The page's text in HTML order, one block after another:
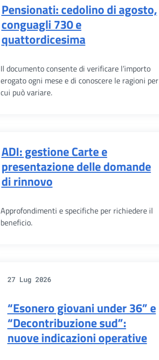
Pensionati: cedolino di agosto,
conguagli 730 e
quattordicesima
Il documento consente di verificare l’importo
erogato ogni mese e di conoscere le ragioni per
cui può variare.
ADI: gestione Carte e
presentazione delle domande
di rinnovo
Approfondimenti e specifiche per richiedere il
beneficio.
27 Lug 2026
“Esonero giovani under 36” e
“Decontribuzione sud”:
nuove indicazioni operative